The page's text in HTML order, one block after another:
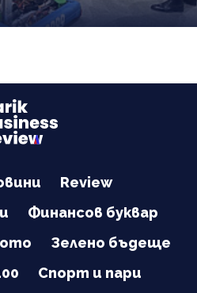
Review
Финансов буквар
Зелено бъдеще
Спорт и пари